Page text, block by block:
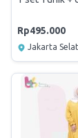
Rp495.000
Jakarta